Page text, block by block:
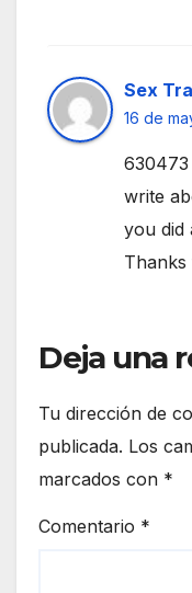
Sex
16 de
write
you did
Deja una
Tu dirección de
publicada. Los
marcados con *
Comentario *